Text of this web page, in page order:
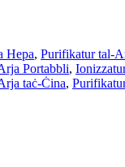
Hepa, Purifikatur tal-
Portabbli,
taċ-Ċina,